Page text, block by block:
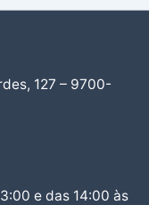
127 – 9700-
e das 14:00 às